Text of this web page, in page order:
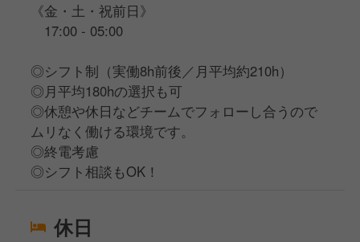
《金・土・祝前日》
17:00 - 05:00
◎シフト制（実働8h前後／月平均約210h）
◎月平均180hの選択も可
◎休憩や休日などチームでフォローし合うので
ムリなく働ける環境です。
◎終電考慮
◎シフト相談もOK！
休日